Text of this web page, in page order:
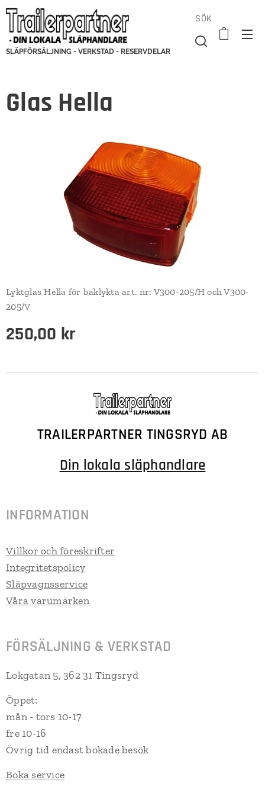
SLÄPFÖRSÄLJNING - VERKSTAD - RESERVDELAR
SÖK
Glas Hella
Lyktglas Hella för baklykta art. nr: V300-205/H och V300-
205/V
250,00 kr
TRAILERPARTNER TINGSRYD AB
Din lokala släphandlare
INFORMATION
Villkor och föreskrifter
Integritetspolicy
Släpvagnsservice
Våra varumärken
FÖRSÄLJNING & VERKSTAD
Lokgatan 5, 362 31 Tingsryd
Öppet:
mån - tors 10-17
fre 10-16
Övrig tid endast bokade besök
Boka service